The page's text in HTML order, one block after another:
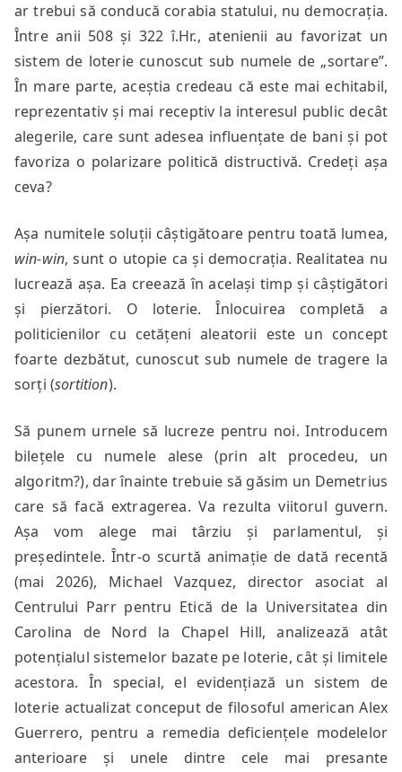
ar trebui să conducă corabia statului, nu democrația.
Între anii 508 și 322 î.Hr., atenienii au favorizat un
sistem de loterie cunoscut sub numele de „sortare”.
În mare parte, aceștia credeau că este mai echitabil,
reprezentativ și mai receptiv la interesul public decât
alegerile, care sunt adesea influențate de bani și pot
favoriza o polarizare politică distructivă. Credeți așa
ceva?
Așa numitele soluții câștigătoare pentru toată lumea,
win-win, sunt o utopie ca și democrația. Realitatea nu
lucrează așa. Ea creează în același timp și câștigători
și pierzători. O loterie. Înlocuirea completă a
politicienilor cu cetățeni aleatorii este un concept
foarte dezbătut, cunoscut sub numele de tragere la
sorți (sortition).
Să punem urnele să lucreze pentru noi. Introducem
bilețele cu numele alese (prin alt procedeu, un
algoritm?), dar înainte trebuie să găsim un Demetrius
care să facă extragerea. Va rezulta viitorul guvern.
Așa vom alege mai târziu și parlamentul, și
președintele. Într-o scurtă animație de dată recentă
(mai 2026), Michael Vazquez, director asociat al
Centrului Parr pentru Etică de la Universitatea din
Carolina de Nord la Chapel Hill, analizează atât
potențialul sistemelor bazate pe loterie, cât și limitele
acestora. În special, el evidențiază un sistem de
loterie actualizat conceput de filosoful american Alex
Guerrero, pentru a remedia deficiențele modelelor
anterioare și unele dintre cele mai presante